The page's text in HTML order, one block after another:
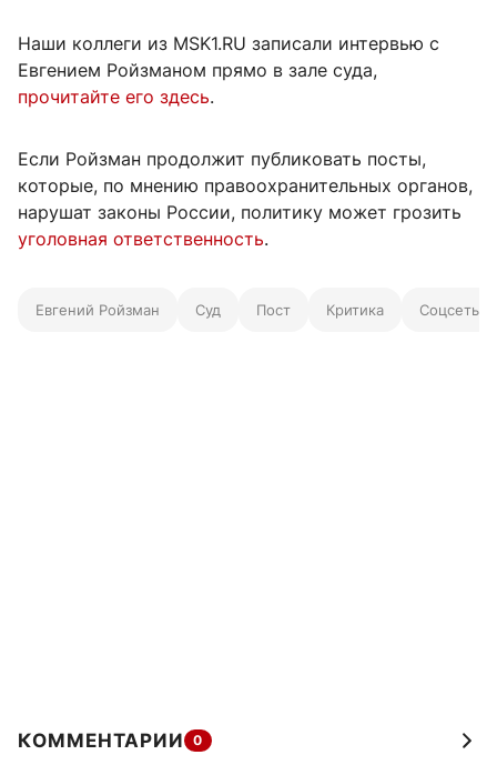
Наши коллеги из MSK1.RU записали интервью с
Евгением Ройзманом прямо в зале суда,
прочитайте его здесь.
Если Ройзман продолжит публиковать посты,
которые, по мнению правоохранительных органов,
нарушат законы России, политику может грозить
уголовная ответственность.
Евгений Ройзман Суд Пост Критика Соцсеть
КОММЕНТАРИИ 0